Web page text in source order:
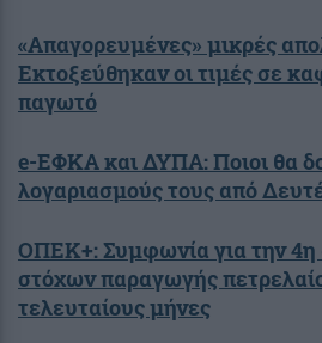
«Απαγορευμένες» μικρές
Εκτοξεύθηκαν οι τιμές σε
παγωτό
e-ΕΦΚΑ και ΔΥΠΑ: Ποιοι θα
λογαριασμούς τους από
ΟΠΕΚ+: Συμφωνία για την
στόχων παραγωγής
τελευταίους μήνες